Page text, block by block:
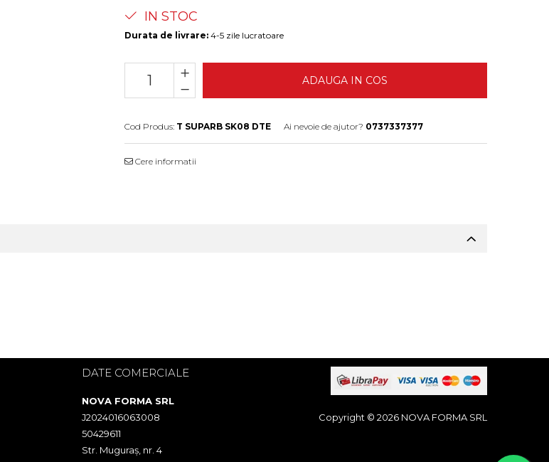
IN STOC
Durata de livrare: 4-5 zile lucratoare
ADAUGA IN COS
Cod Produs: T SUPARB SK08 DTE Ai nevoie de ajutor? 0737337377
Cere informatii
DATE COMERCIALE
NOVA FORMA SRL
J2024016063008
50429611
Str. Muguraș, nr. 4
Copyright © 2026 NOVA FORMA SRL